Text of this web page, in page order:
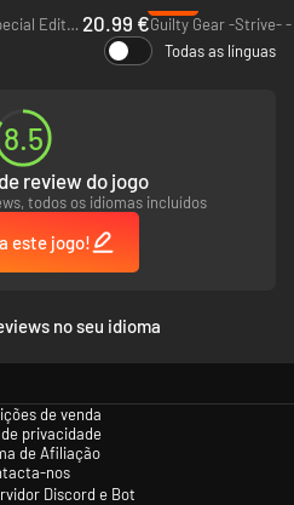
suas habilidades! Lute para
diversas condições de vitória.
FATAL FURY: City of the Wolves Special Edition - PC (Steam) 20.99 €Guilty Gear -Strive- -
Todas as línguas
8.5
review do jogo
todos os idiomas incluídos
este jogo!
no seu idioma
de venda
privacidade
de Afiliação
nos
Discord e Bot